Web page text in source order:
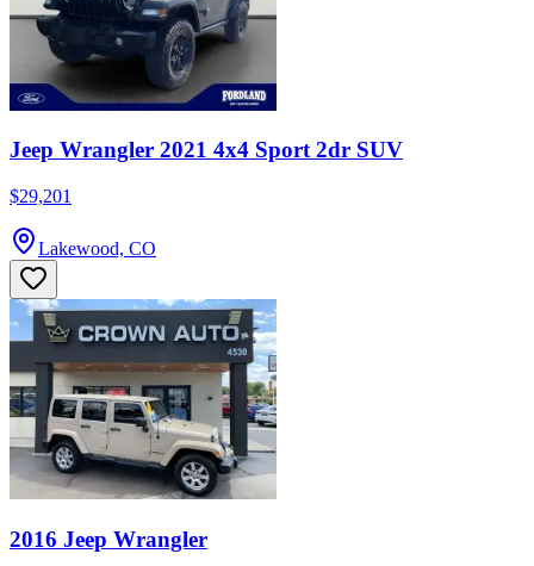
Jeep Wrangler 2021 4x4 Sport 2dr SUV
$29,201
Lakewood, CO
2016 Jeep Wrangler